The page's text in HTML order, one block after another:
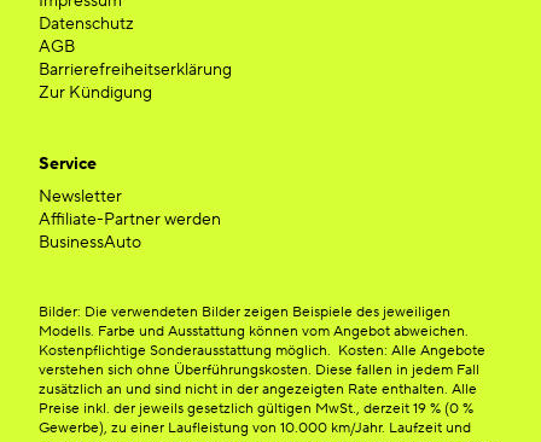
Datenschutz
AGB
Barrierefreiheitserklärung
Zur Kündigung
Service
Newsletter
Affiliate-Partner werden
BusinessAuto
Bilder: Die verwendeten Bilder zeigen Beispiele des jeweiligen
Modells. Farbe und Ausstattung können vom Angebot abweichen.
Kostenpflichtige Sonderausstattung möglich. Kosten: Alle Angebote
verstehen sich ohne Überführungskosten. Diese fallen in jedem Fall
zusätzlich an und sind nicht in der angezeigten Rate enthalten. Alle
Preise inkl. der jeweils gesetzlich gültigen MwSt., derzeit 19 % (0 %
Gewerbe), zu einer Laufleistung von 10.000 km/Jahr. Laufzeit und